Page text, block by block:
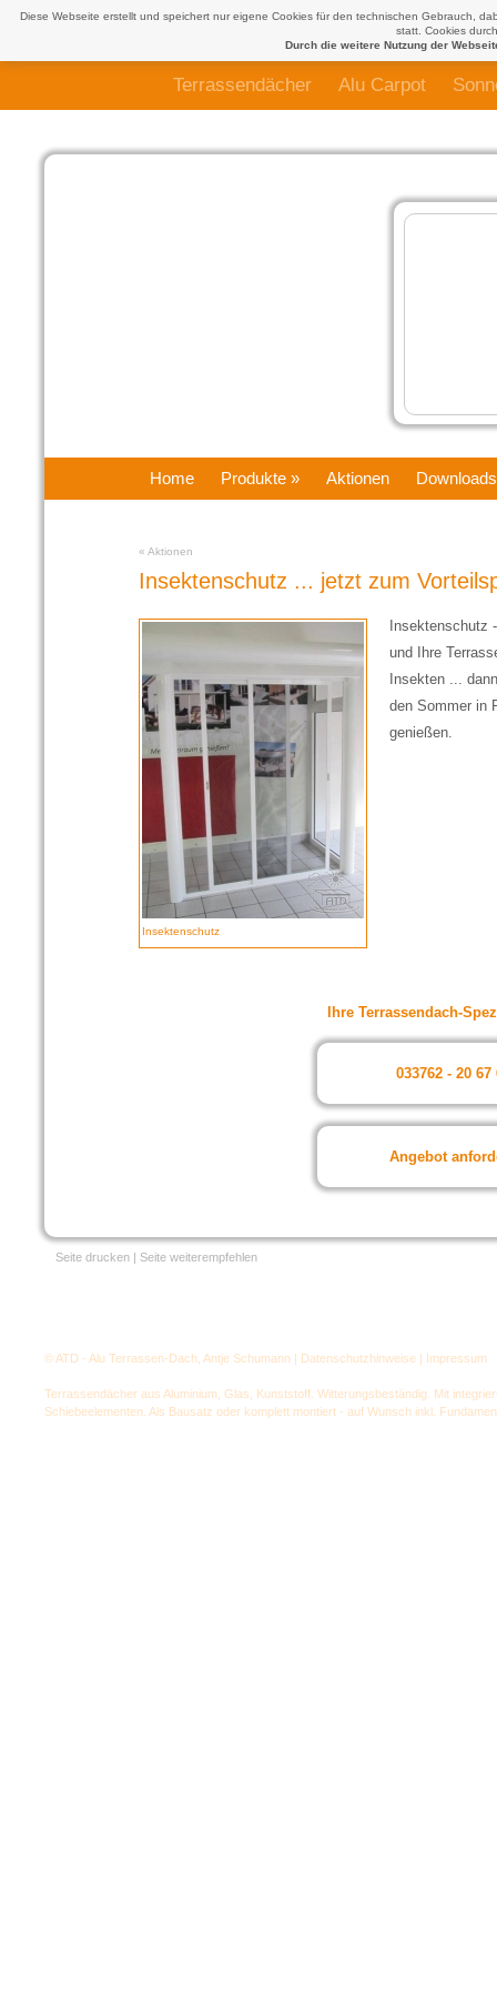
Diese Webseite erstellt und speichert nur eigene Cookies für den technischen Gebrauch,
statt. Cookies
Durch die weitere Nutzung der
Terrassendächer Alu Carpot
Home Produkte » Aktionen Downloads
« Aktionen
Insektenschutz ... jetzt zum
Insektenschutz
Insektenschutz
und Ihre
Insekten ...
den Sommer in
genießen.
Ihre Terrassendach-
033762 - 20 67
Angebot
Seite drucken | Seite weiterempfehlen
© ATD - Alu Terrassen-Dach, Antje Schumann | Datenschutzhinweise | Impressum
Terrassendächer aus Aluminium, Glas, Kunststoff. Witterungsbeständig. Mit
Schiebeelementen. Als Bausatz oder komplett montiert - auf Wunsch inkl.